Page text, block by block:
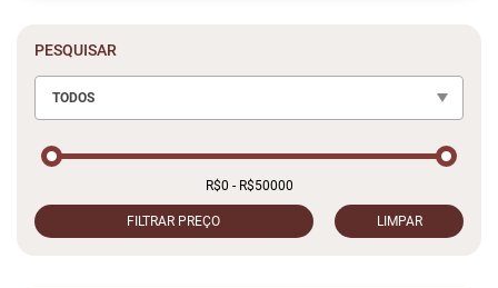
PESQUISAR
TODOS
FILTRAR PREÇO LIMPAR